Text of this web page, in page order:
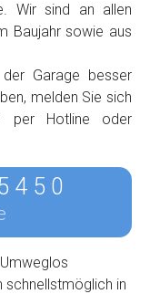
Wir sind an allen
Baujahr sowie aus
Garage besser
melden Sie sich
per Hotline oder
4 5 0
schnellstmöglich in